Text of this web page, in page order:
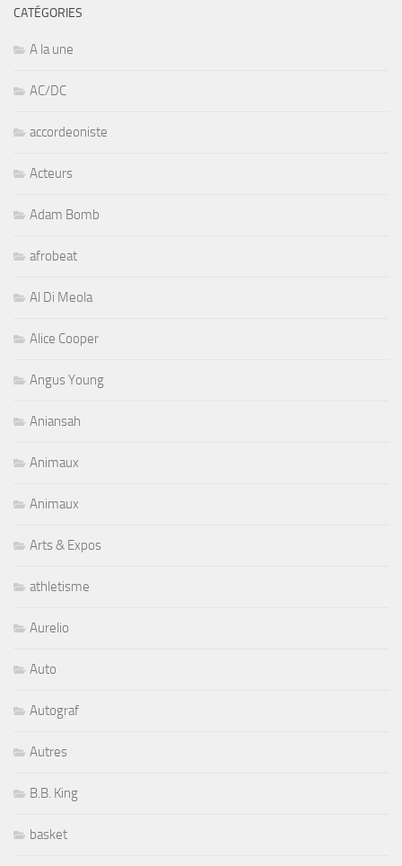
CATÉGORIES
A la une
AC/DC
accordeoniste
Acteurs
Adam Bomb
afrobeat
Al Di Meola
Alice Cooper
Angus Young
Aniansah
Animaux
Animaux
Arts & Expos
athletisme
Aurelio
Auto
Autograf
Autres
B.B. King
basket